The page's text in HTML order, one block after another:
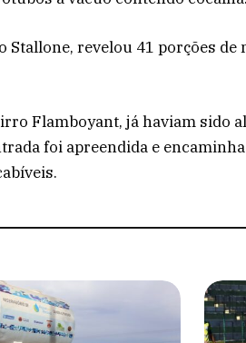
Stallone, revelou 41 porções de
Flamboyant, já haviam sido
foi apreendida e